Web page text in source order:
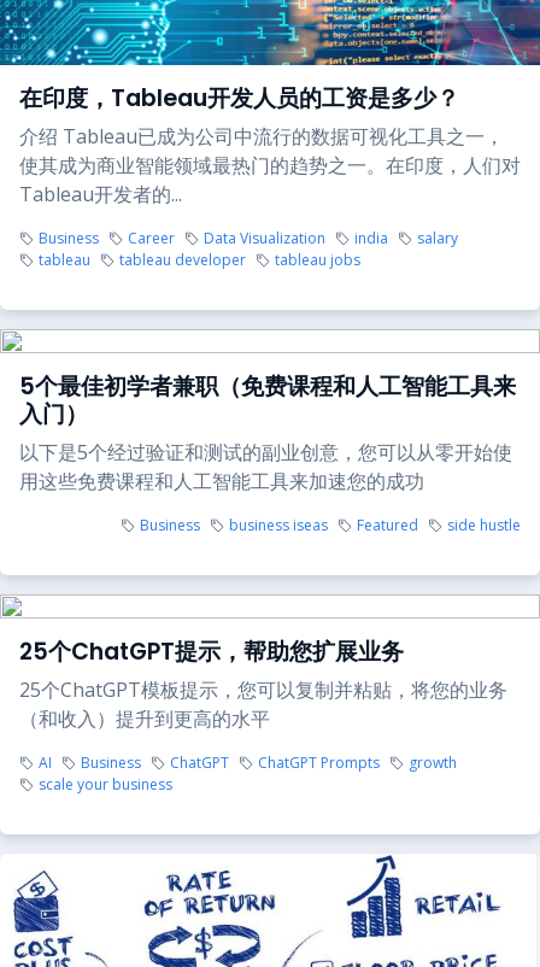
在印度，Tableau开发人员的工资是多少？
介绍 Tableau已成为公司中流行的数据可视化工具之一，
使其成为商业智能领域最热门的趋势之一。在印度，人们对
Tableau开发者的...
Business Career Data Visualization india
salary
tableau
tableau developer tableau jobs
5个最佳初学者兼职（免费课程和人工智能工具来
入门）
以下是5个经过验证和测试的副业创意，您可以从零开始使
用这些免费课程和人工智能工具来加速您的成功
Business business iseas Featured side hustle
25个ChatGPT提示，帮助您扩展业务
25个ChatGPT模板提示，您可以复制并粘贴，将您的业务
（和收入）提升到更高的水平
AI Business ChatGPT ChatGPT Prompts
growth
scale your business